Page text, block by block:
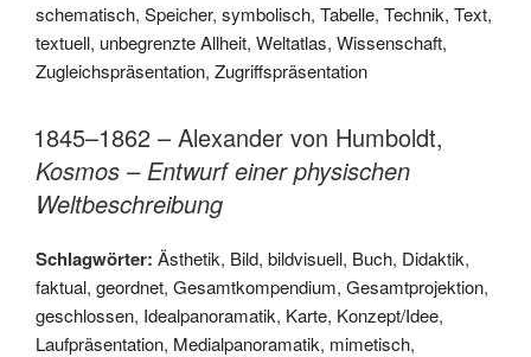
schematisch, Speicher, symbolisch, Tabelle, Technik, Text,
textuell, unbegrenzte Allheit, Weltatlas, Wissenschaft,
Zugleichspräsentation, Zugriffspräsentation
1845–1862 – Alexander von Humboldt,
Kosmos – Entwurf einer physischen
Weltbeschreibung
Schlagwörter: Ästhetik, Bild, bildvisuell, Buch, Didaktik,
faktual, geordnet, Gesamtkompendium, Gesamtprojektion,
geschlossen, Idealpanoramatik, Karte, Konzept/Idee,
Laufpräsentation, Medialpanoramatik, mimetisch,